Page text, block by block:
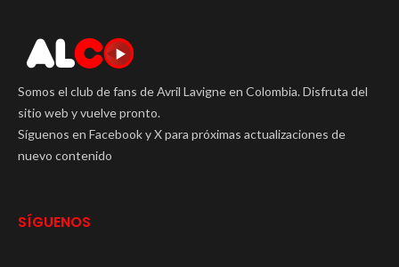
Somos el club de fans de Avril Lavigne en Colombia. Disfruta del
sitio web y vuelve pronto.
Síguenos en Facebook y X para próximas actualizaciones de
nuevo contenido
SÍGUENOS